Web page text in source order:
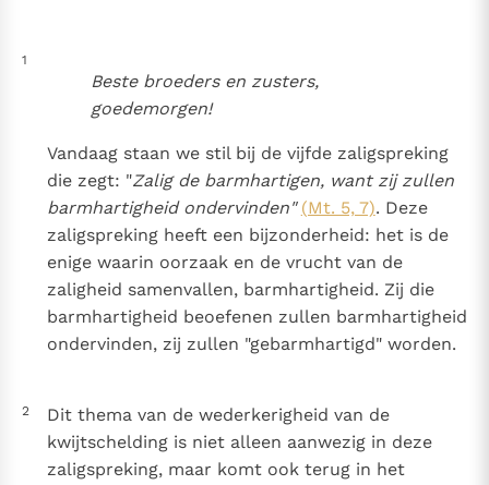
Denzinger
Nieuwste Documenten
5. Het gebed van de Kerk
In Christus wordt onze honger vervuld
Leer de kostbare parel van Gods koninkrijk te
herkennen
Gods Koninkrijk groeit stilletjes door liefde, niet door
dwang
De mystiek. De mystieke verschijnselen en de
heiligheid
Berichten
van het Romeins martyrologium
Vaticaanse financiële waakhond verliest autonomie
Paus spreekt het Wereldvoedselprogramma toe
Paus Leo XIV in Pavia: "De stad is zowel een gave als
1
Beste broeders en zusters,
goedemorgen!
Vandaag staan we stil bij de vijfde zaligspreking
die zegt: "Zalig de barmhartigen, want zij zullen
barmhartigheid ondervinden" (Mt. 5, 7). Deze
zaligspreking heeft een bijzonderheid: het is de
enige waarin oorzaak en de vrucht van de
zaligheid samenvallen, barmhartigheid. Zij die
barmhartigheid beoefenen zullen barmhartigheid
ondervinden, zij zullen "gebarmhartigd" worden.
2
Dit thema van de wederkerigheid van de
kwijtschelding is niet alleen aanwezig in deze
zaligspreking, maar komt ook terug in het